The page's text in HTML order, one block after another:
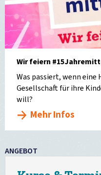
Wir feiern
Was passiert, wenn eine
Gesellschaft für ihre
will?
Mehr Infos
ANGEBOT